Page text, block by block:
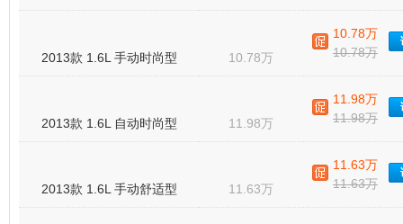
2013款 1.6L 手动时尚型 10.78万
10.78万
10.78万
2013款 1.6L 自动时尚型 11.98万
11.98万
11.98万
2013款 1.6L 手动舒适型 11.63万
11.63万
11.63万